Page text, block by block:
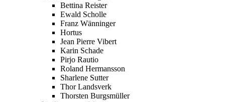
Bettina Reister
Ewald Scholle
Franz Wänninger
Hortus
Jean Pierre Vibert
Karin Schade
Pirjo Rautio
Roland Hermansson
Sharlene Sutter
Thor Landsverk
Thorsten Burgsmüller